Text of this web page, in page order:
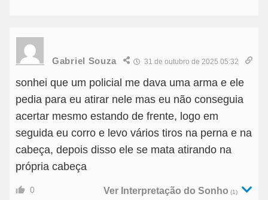
Gabriel Souza 31 de outubro de 2025 05:32
sonhei que um policial me dava uma arma e ele
pedia para eu atirar nele mas eu não conseguia
acertar mesmo estando de frente, logo em
seguida eu corro e levo vários tiros na perna e na
cabeça, depois disso ele se mata atirando na
própria cabeça
0 Ver Interpretação do Sonho (1)